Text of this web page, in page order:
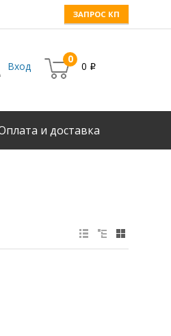
ЗАПРОС КП
Вход
0
0 i
и доставка